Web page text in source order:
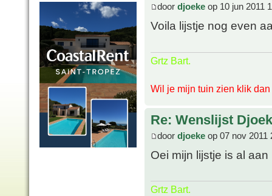
door djoeke op 10 jun 2011
Voila lijstje nog even
Grtz Bart.
Wil je mijn tuin zien klik dan
Re: Wenslijst
door djoeke op 07 nov 2011
Oei mijn lijstje is al
Grtz Bart.